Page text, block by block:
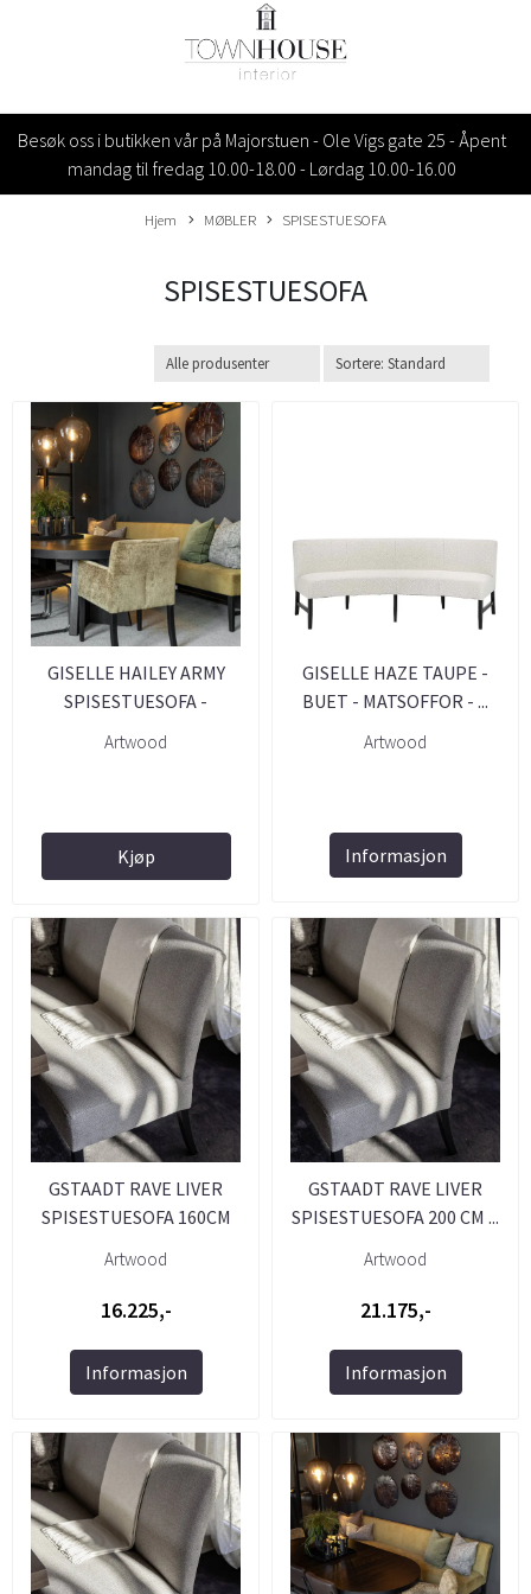
Besøk oss i butikken vår på Majorstuen - Ole Vigs gate 25 - Åpent
mandag til fredag 10.00-18.00 - Lørdag 10.00-16.00
Hjem MØBLER SPISESTUESOFA
SPISESTUESOFA
GISELLE HAILEY ARMY
SPISESTUESOFA -
MATSOFFA
Artwood
Kjøp
GISELLE HAZE TAUPE -
BUET - MATSOFFOR - ...
Artwood
Informasjon
GSTAADT RAVE LIVER
SPISESTUESOFA 160CM
Artwood
16.225,-
Informasjon
GSTAADT RAVE LIVER
SPISESTUESOFA 200 CM ...
Artwood
21.175,-
Informasjon